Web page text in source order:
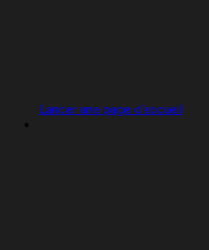
Lancer une page d'accueil